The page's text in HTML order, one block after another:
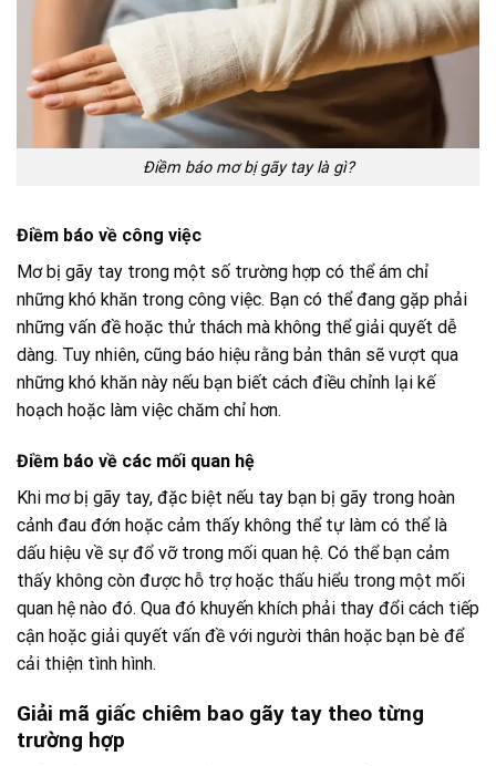
Điềm báo mơ bị gãy tay là gì?
Điềm báo về công việc
Mơ bị gãy tay trong một số trường hợp có thể ám chỉ
những khó khăn trong công việc. Bạn có thể đang gặp phải
những vấn đề hoặc thử thách mà không thể giải quyết dễ
dàng. Tuy nhiên, cũng báo hiệu rằng bản thân sẽ vượt qua
những khó khăn này nếu bạn biết cách điều chỉnh lại kế
hoạch hoặc làm việc chăm chỉ hơn.
Điềm báo về các mối quan hệ
Khi mơ bị gãy tay, đặc biệt nếu tay bạn bị gãy trong hoàn
cảnh đau đớn hoặc cảm thấy không thể tự làm có thể là
dấu hiệu về sự đổ vỡ trong mối quan hệ. Có thể bạn cảm
thấy không còn được hỗ trợ hoặc thấu hiểu trong một mối
quan hệ nào đó. Qua đó khuyến khích phải thay đổi cách tiếp
cận hoặc giải quyết vấn đề với người thân hoặc bạn bè để
cải thiện tình hình.
Giải mã giấc chiêm bao gãy tay theo từng
trường hợp